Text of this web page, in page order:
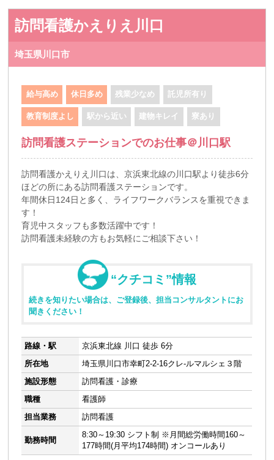
訪問看護かえりえ川口
埼玉県川口市
給与高め 休日多め 残業少なめ 託児所有り
教育制度よし 駅から近い 建物キレイ 寮あり
訪問看護ステーションでのお仕事＠川口駅
訪問看護かえりえ川口は、京浜東北線の川口駅より徒歩6分
ほどの所にある訪問看護ステーションです。
年間休日124日と多く、ライフワークバランスを重視できま
す！
育児中スタッフも多数活躍中です！
訪問看護未経験の方もお気軽にご相談下さい！
“クチコミ”情報
続きを知りたい場合は、ご登録後、担当コンサルタントにお
聞きください！
路線・駅
京浜東北線 川口 徒歩 6分
所在地
埼玉県川口市幸町2-2-16クレ-ルマルシェ３階
施設形態
訪問看護・診療
職種
看護師
担当業務
訪問看護
勤務時間
8:30～19:30 シフト制 ※月間総労働時間160～
177時間(月平均174時間) オンコールあり